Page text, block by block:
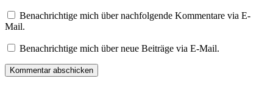
Benachrichtige mich über nachfolgende Kommentare via E-
Mail.
Benachrichtige mich über neue Beiträge via E-Mail.